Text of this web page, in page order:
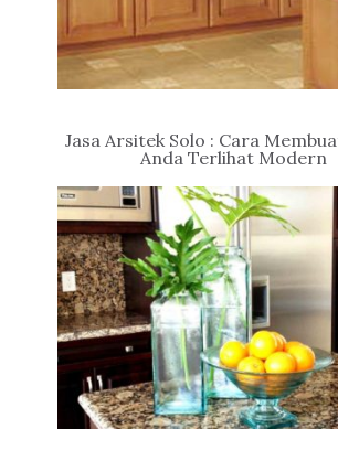
Jasa Arsitek Solo : Cara
Anda Terlihat Modern